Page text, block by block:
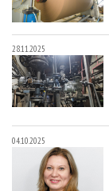
28.11.2025
04.10.2025